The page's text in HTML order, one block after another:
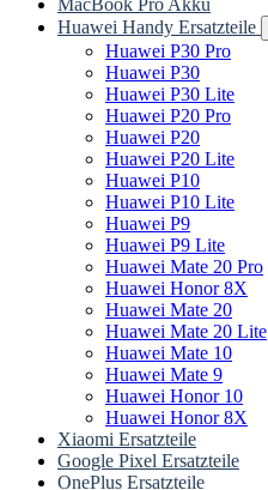
Huawei Handy Ersatzteile
Huawei P30 Pro
Huawei P30
Huawei P30 Lite
Huawei P20 Pro
Huawei P20
Huawei P20 Lite
Huawei P10
Huawei P10 Lite
Huawei P9
Huawei P9 Lite
Huawei Mate 20 Pro
Huawei Honor 8X
Huawei Mate 20
Huawei Mate 20 Lite
Huawei Mate 10
Huawei Mate 9
Huawei Honor 10
Huawei Honor 8X
Xiaomi Ersatzteile
Google Pixel Ersatzteile
OnePlus Ersatzteile